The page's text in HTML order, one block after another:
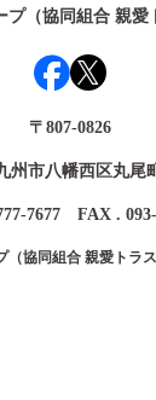
プ（協同組合 親愛
〒807-0826
州市八幡西区丸尾
7677 FAX . 093-
協同組合 親愛トラ